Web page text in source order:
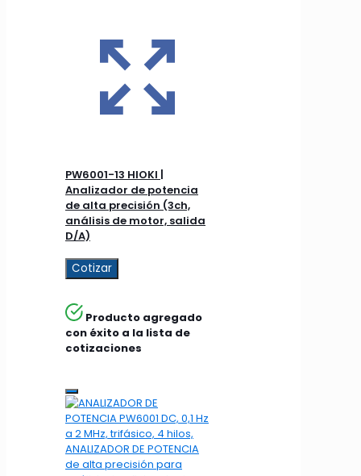
PW6001-13 HIOKI |
Analizador de potencia
de alta precisión (3ch,
análisis de motor, salida
D/A)
Cotizar
Producto agregado
con éxito a la lista de
cotizaciones